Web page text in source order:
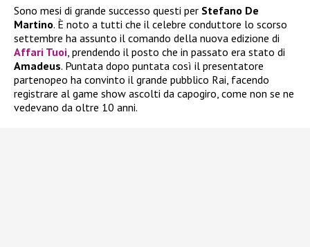
Sono mesi di grande successo questi per Stefano De
Martino. È noto a tutti che il celebre conduttore lo scorso
settembre ha assunto il comando della nuova edizione di
Affari Tuoi, prendendo il posto che in passato era stato di
Amadeus. Puntata dopo puntata così il presentatore
partenopeo ha convinto il grande pubblico Rai, facendo
registrare al game show ascolti da capogiro, come non se ne
vedevano da oltre 10 anni.